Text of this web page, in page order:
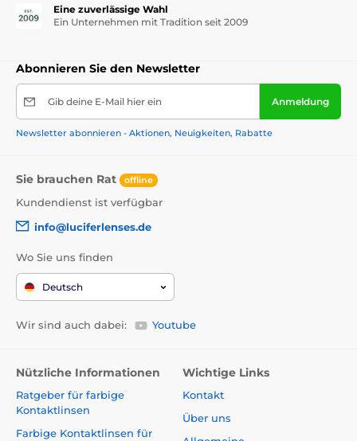
Eine zuverlässige Wahl
Ein Unternehmen mit Tradition seit 2009
Abonnieren Sie den Newsletter
Gib deine E-Mail hier ein Anmeldung
Newsletter abonnieren - Aktionen, Neuigkeiten, Rabatte
Sie brauchen Rat offline
Kundendienst ist verfügbar
info@luciferlenses.de
Wo Sie uns finden
Deutsch
Wir sind auch dabei: Youtube
Nützliche Informationen
Ratgeber für farbige
Kontaktlinsen
Farbige Kontaktlinsen für
Wichtige Links
Kontakt
Über uns